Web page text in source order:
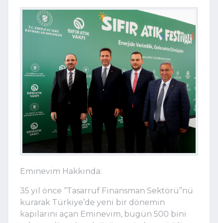
Eminevim Hakkında:
35 yıl önce ‘’Tasarruf Finansman Sektörü’’nü
kurarak Türkiye’de yeni bir dönemin
kapılarını açan Eminevim, bugün 500 bini